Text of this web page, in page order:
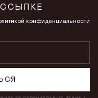
конфиденциальности